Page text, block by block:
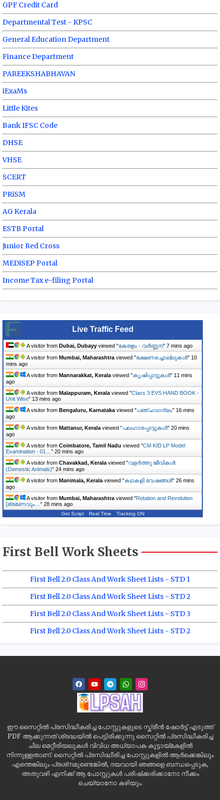
GPF Credit Card
Departmental Test - KPSC
General Education Department
Finance Department
PAREEKSHABHAVAN
iExaMs
Little Kites
Bank IFSC Code
DHSE
VHSE
SCERT
PRiSM
AG Kerala
ESTB Portal
Junior Red Cross
MEDiSEP Portal
Income Tax e-filing Portal
Live Traffic Feed
A visitor from Dubai, Dubayy viewed "കേരളം - വർണ്ണന" 7 mins ago
A visitor from Mumbai, Maharashtra viewed "ഭക്ഷണച്ചൊല്ലുകൾ" 10
mins ago
A visitor from Mannarakkat, Kerala viewed "ക‍ൃഷിപ്പാട്ട‍ുകൾ" 11 mins
ago
A visitor from Malappuram, Kerala viewed "Class 3 EVS HAND BOOK -
Unit Wise" 13 mins ago
A visitor from Bengaluru, Karnataka viewed "പഞ്ചവാദ്യം" 16 mins
ago
A visitor from Mattanur, Kerala viewed "പലഹാരപ്പാട്ടുകൾ" 20 mins
ago
A visitor from Coimbatore, Tamil Nadu viewed "CM KID LP Model
Examination - 01… " 20 mins ago
A visitor from Chavakkad, Kerala viewed "വളർത്തു ജീവികൾ
(Domestic Animals)" 24 mins ago
A visitor from Manimala, Kerala viewed "കഥകളി വേഷങ്ങൾ" 26 mins
ago
A visitor from Mumbai, Maharashtra viewed "Rotation and Revolution
[ഭ്രമണവും… " 28 mins ago
Get Script Real Time Tracking ON
First Bell Work Sheets
First Bell 2.0 Class And Work Sheet Lists - STD 1
First Bell 2.0 Class And Work Sheet Lists - STD 2
First Bell 2.0 Class And Work Sheet Lists - STD 3
First Bell 2.0 Class And Work Sheet Lists - STD 2
ഈ സൈറ്റിൽ പ്രസിദ്ധീകരിച്ച പോസ്റ്റുകളുടെ സ്ക്രീൻ ഷോർട്ട് എടുത്ത്
PDF ആക്കുന്നത് ശ്രദ്ധയിൽ പെട്ടിരിക്കുന്നു സൈറ്റിൽ പ്രസിദ്ധീകരിച്ച
ചില മെറ്റീരിയലുകൾ വിവിധ അധ്യാപക കൂട്ടായ്മകളിൽ
നിന്നുള്ളതാണ്. സൈറ്റിൽ പ്രസിദ്ധീരിച്ച പോസ്റ്റുകളിൽ ആർക്കെങ്കിലും
എന്തെങ്കിലും പ്രശ്‌നമുണ്ടെങ്കിൽ, ദയവായി ഞങ്ങളെ ബന്ധപ്പെടുക,
അതുവഴി എനിക്ക് ആ പോസ്റ്റുകൾ പരിഷ്‌ക്കരിക്കാനോ നീക്കം
ചെയ്യാനോ കഴിയും.